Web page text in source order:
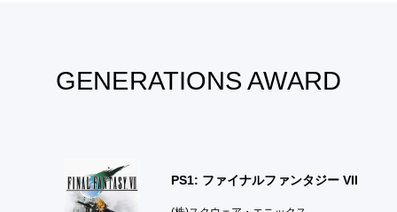
GENERATIONS AWARD
PS1: ファイナルファンタジー VII